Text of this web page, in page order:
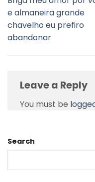
e almaneira grande
chavelho eu prefiro
abandonar
Leave a Reply
You must be
Search